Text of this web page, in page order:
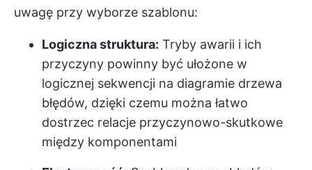
uwagę przy wyborze szablonu:
Logiczna struktura: Tryby awarii i ich
przyczyny powinny być ułożone w
logicznej sekwencji na diagramie drzewa
błędów, dzięki czemu można łatwo
dostrzec relacje przyczynowo-skutkowe
między komponentami